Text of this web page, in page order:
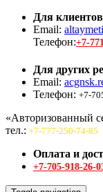
Для
Email:
Телефон:+7-
Для других
Email:
Телефон: +7-
«Авторизованный
тел.: +7-777-250-74-85
Оплата и
+7-705-918-26-